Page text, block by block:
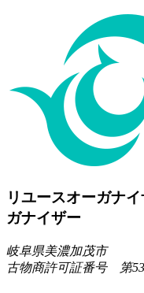
リユースオーガナ
ガナイザー
岐阜県美濃加茂市
古物商許可証番号 第